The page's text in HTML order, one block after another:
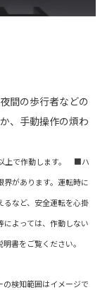
間の歩行者などの
、手動操作の煩わ
上で作動します。 ■ハ
があります。運転時に
るなど、安全運転を心掛
よっては、作動しない
書をご覧ください。
検知範囲はイメージで